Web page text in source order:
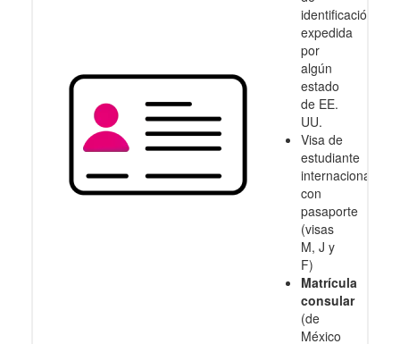
identificación
expedida
por
algún
estado
de EE.
UU.
Visa de
estudiante
internacional
con
pasaporte
(visas
M, J y
F)
Matrícula
consular
(de
México